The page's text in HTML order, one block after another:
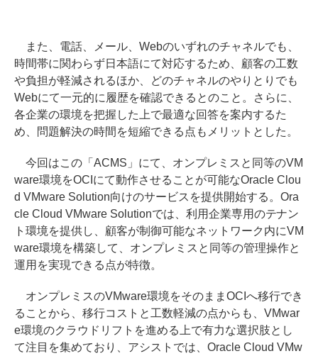
また、電話、メール、Webのいずれのチャネルでも、
時間帯に関わらず日本語にて対応するため、顧客の工数
や負担が軽減されるほか、どのチャネルのやりとりでも
Webにて一元的に履歴を確認できるとのこと。さらに、
各企業の環境を把握した上で最適な回答を案内するた
め、問題解決の時間を短縮できる点もメリットとした。
今回はこの「ACMS」にて、オンプレミスと同等のVM
ware環境をOCIにて動作させることが可能なOracle Clou
d VMware Solution向けのサービスを提供開始する。Ora
cle Cloud VMware Solutionでは、利用企業専用のテナン
ト環境を提供し、顧客が制御可能なネットワーク内にVM
ware環境を構築して、オンプレミスと同等の管理操作と
運用を実現できる点が特徴。
オンプレミスのVMware環境をそのままOCIへ移行でき
ることから、移行コストと工数軽減の点からも、VMwar
e環境のクラウドリフトを進める上で有力な選択肢とし
て注目を集めており、アシストでは、Oracle Cloud VMw